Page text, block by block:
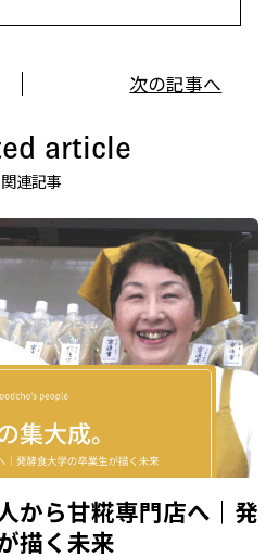
次の記事へ
article
関連記事
から甘糀専門店へ｜発
描く未来